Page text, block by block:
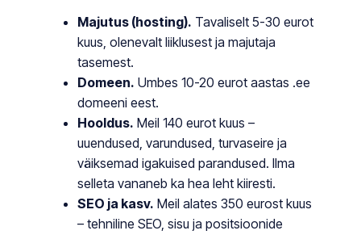
Majutus (hosting). Tavaliselt 5-30 eurot
kuus, olenevalt liiklusest ja majutaja
tasemest.
Domeen. Umbes 10-20 eurot aastas .ee
domeeni eest.
Hooldus. Meil 140 eurot kuus –
uuendused, varundused, turvaseire ja
väiksemad igakuised parandused. Ilma
selleta vananeb ka hea leht kiiresti.
SEO ja kasv. Meil alates 350 eurost kuus
– tehniline SEO, sisu ja positsioonide